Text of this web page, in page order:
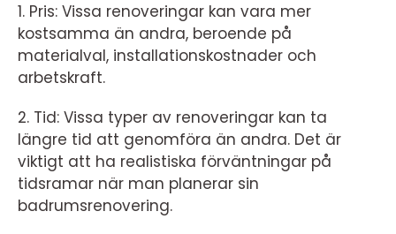
1. Pris: Vissa renoveringar kan vara mer
kostsamma än andra, beroende på
materialval, installationskostnader och
arbetskraft.
2. Tid: Vissa typer av renoveringar kan ta
längre tid att genomföra än andra. Det är
viktigt att ha realistiska förväntningar på
tidsramar när man planerar sin
badrumsrenovering.